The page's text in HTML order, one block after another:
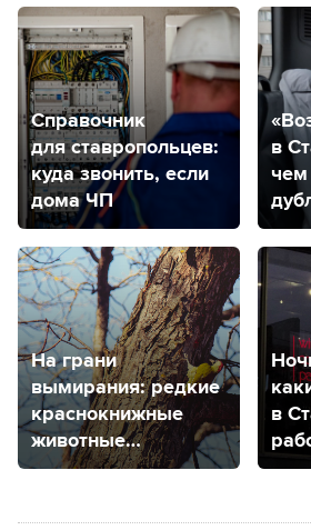
09.08.2026, 16:33 Штормовое
и жара до +35 градусов: какая
на Ставрополье в начале недели
Следите за новостями:
Справочник
для ставропольцев:
куда звонить, если
дома ЧП
в
чем